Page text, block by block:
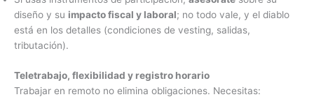
diseño y su impacto fiscal y laboral; no todo vale, y el diablo
está en los detalles (condiciones de vesting, salidas,
tributación).
Teletrabajo, flexibilidad y registro horario
Trabajar en remoto no elimina obligaciones. Necesitas: